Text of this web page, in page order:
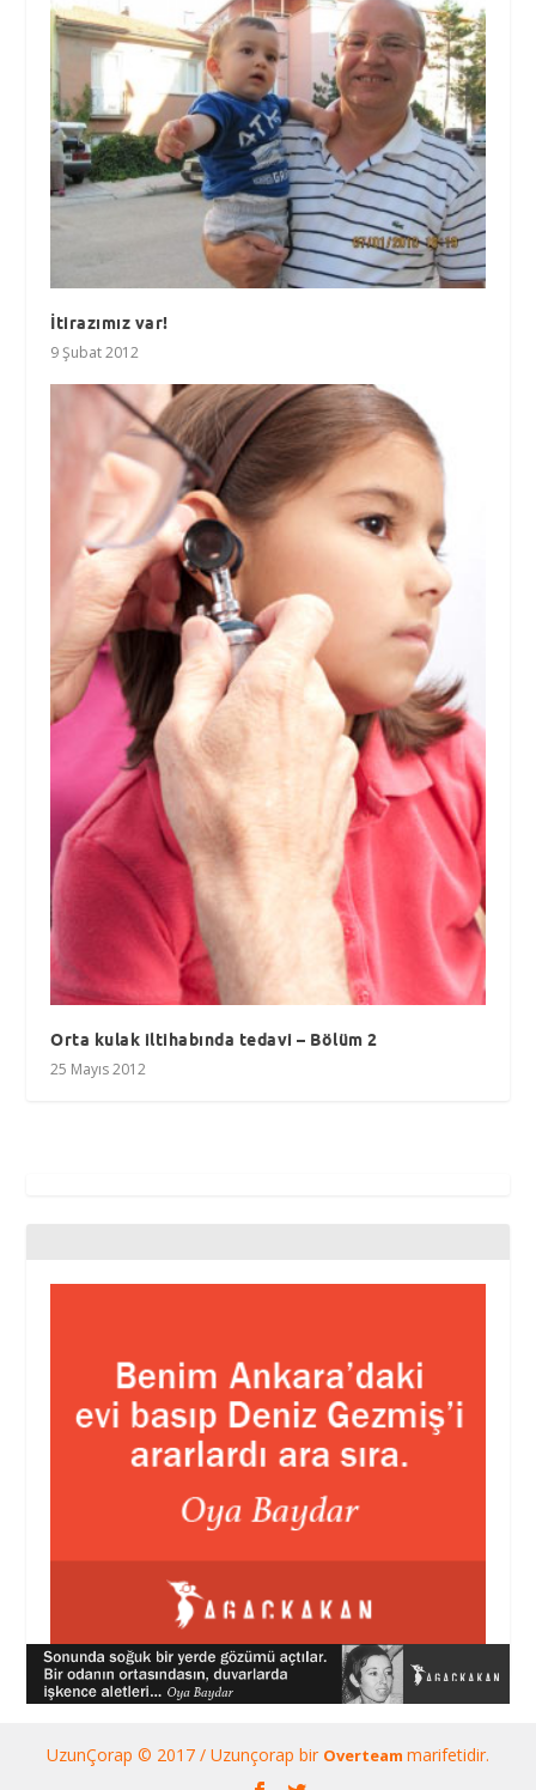
İtirazımız var!
9 Şubat 2012
Orta kulak iltihabında tedavi – Bölüm 2
25 Mayıs 2012
UzunÇorap © 2017 / Uzunçorap bir Overteam marifetidir.